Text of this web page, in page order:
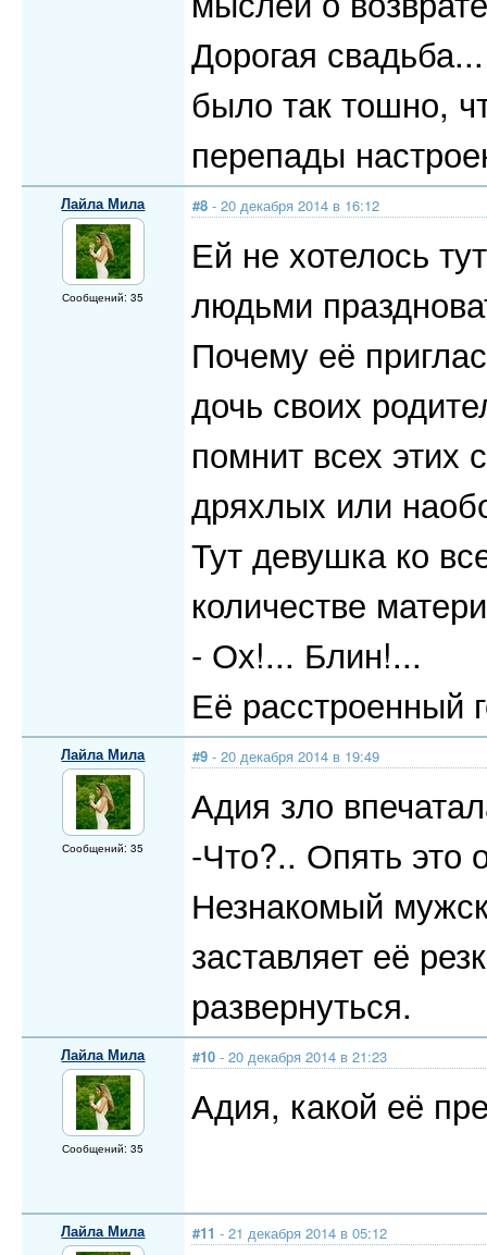
Дорогая
было так тошно,
перепады
Лайла Мила
Сообщений: 35
#8 - 20 декабря 2014 в 16:12
Ей не хотелось
людьми
Почему её
дочь своих
помнит всех этих
дряхлых или
Тут девушка ко
количестве
- Ох!... Блин!...
Её расстроенный
Лайла Мила
Сообщений: 35
#9 - 20 декабря 2014 в 19:49
Адия зло
-Что?.. Опять это
Незнакомый
заставляет её
развернуться.
Лайла Мила
Сообщений: 35
#10 - 20 декабря 2014 в 21:23
Адия, какой её
Лайла Мила #11 - 21 декабря 2014 в 05:12